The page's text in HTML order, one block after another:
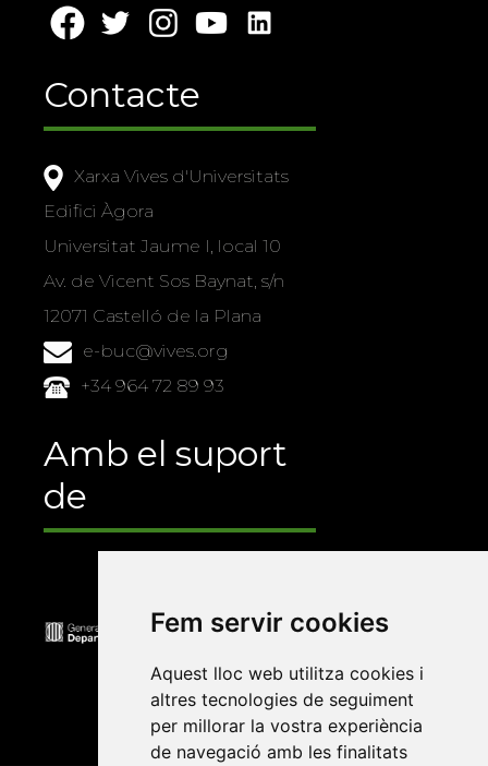
Fem servir cookies
Aquest lloc web utilitza cookies i
altres tecnologies de seguiment
per millorar la vostra experiència
de navegació amb les finalitats
Contacte
Xarxa Vives d'Universitats
Edifici Àgora
Universitat Jaume I, local 10
Av. de Vicent Sos Baynat, s/n
12071 Castelló de la Plana
e-buc@vives.org
+34 964 72 89 93
Amb el suport
de